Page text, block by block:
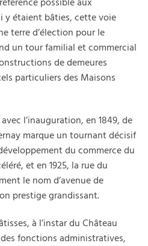
possible aux
y étaient bâties, cette voie
terre d’élection pour le
un tour familial et commercial
de demeures
particuliers des Maisons
l’inauguration, en 1849, de
marque un tournant décisif
du commerce du
et en 1925, la rue du
le nom d’avenue de
prestige grandissant.
à l’instar du Château
fonctions administratives,